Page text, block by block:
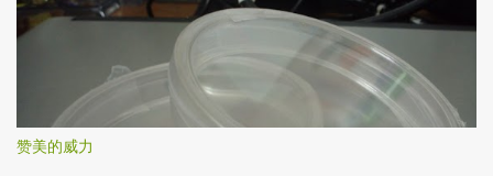
赞美的威力